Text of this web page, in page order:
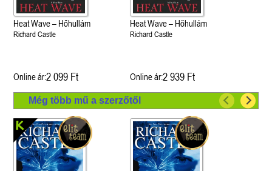
Heat Wave – Hőhullám
Richard Castle
Online ár:2 099 Ft
Heat Wave – Hőhullám
Richard Castle
Online ár:2 939 Ft
Még több mű a szerzőtől